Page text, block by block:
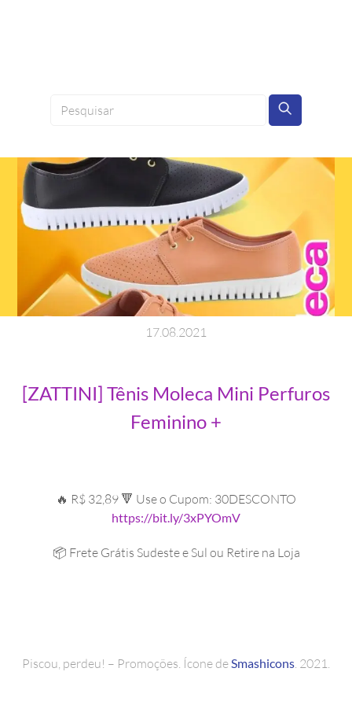
1708 2021
[ZATTINI] Tênis Moleca Mini Perfuros
Feminino +
🔥 R$ 32,89 🔻 Use o Cupom: 30DESCONTO
https://bit.ly/3xPYOmV
📦 Frete Grátis Sudeste e Sul ou Retire na Loja
Piscou, perdeu! – Promoções. Ícone de Smashicons . 2021.